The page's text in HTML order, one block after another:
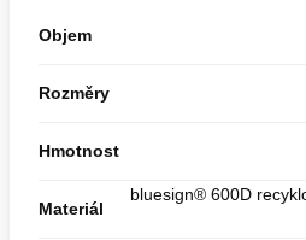
Objem
Rozměry
Hmotnost
Materiál
bluesign® 600D